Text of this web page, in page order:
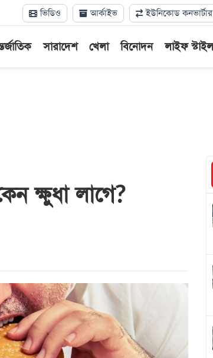
ভিডিও আর্কাইভ ইউনিকোড কনভার্টার
সারাদেশ খেলা বিনোদন লাইফ স্টাইল
ক্ষুধা লাগে?